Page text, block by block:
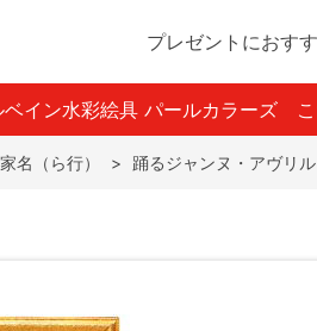
プレゼントにおす
イン水彩絵具 パールカラーズ
名（ら行） > 踊るジャンヌ・アヴリ